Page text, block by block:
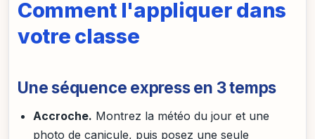
Comment l'appliquer dans
votre classe
Une séquence express en 3 temps
Accroche. Montrez la météo du jour et une
photo de canicule, puis posez une seule